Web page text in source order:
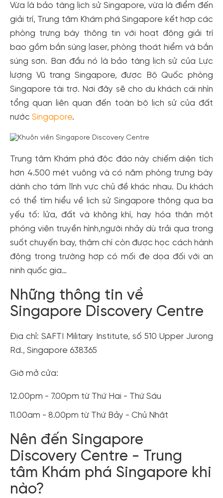
Vừa là bảo tàng lịch sử Singapore, vừa là điểm đến
giải trí, Trung tâm Khám phá Singapore kết hợp các
phòng trưng bày thông tin với hoạt động giải trí
bao gồm bắn súng laser, phòng thoát hiểm và bắn
súng sơn. Ban đầu nó là bảo tàng lịch sử của Lực
lượng Vũ trang Singapore, được Bộ Quốc phòng
Singapore tài trợ. Nơi đây sẽ cho du khách cái nhìn
tổng quan liên quan đến toàn bộ lịch sử của đất
nước Singapore.
Trung tâm Khám phá độc đáo này chiếm diện tích
hơn 4.500 mét vuông và có năm phòng trưng bày
dành cho tám lĩnh vực chủ đề khác nhau. Du khách
có thể tìm hiểu về lịch sử Singapore thông qua ba
yếu tố: lửa, đất và không khí, hay hóa thân một
phóng viên truyền hình,người nhảy dù trải qua trong
suốt chuyến bay, thậm chí còn được học cách hành
động trong trường hợp có mối đe dọa đối với an
ninh quốc gia…
Những thông tin về
Singapore Discovery Centre
Địa chỉ: SAFTI Military Institute, số 510 Upper Jurong
Rd., Singapore 638365
Giờ mở cửa:
12.00pm - 7.00pm từ Thứ Hai - Thứ Sáu
11.00am - 8.00pm từ Thứ Bảy - Chủ Nhật
Nên đến Singapore
Discovery Centre - Trung
tâm Khám phá Singapore khi
nào?